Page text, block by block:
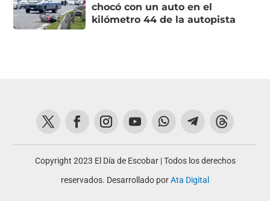
chocó con un auto en el
kilómetro 44 de la autopista
Copyright 2023 El Día de Escobar | Todos los derechos
reservados. Desarrollado porAta Digital